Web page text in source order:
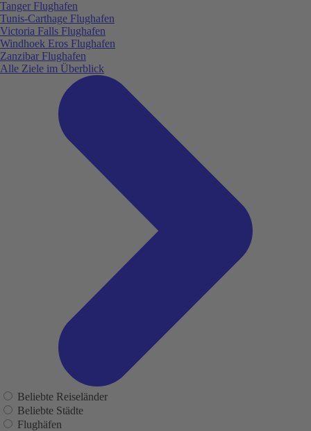
Tanger Flughafen
Tunis-Carthage Flughafen
Victoria Falls Flughafen
Windhoek Eros Flughafen
Zanzibar Flughafen
Alle Ziele im Überblick
Beliebte Reiseländer
Beliebte Städte
Flughäfen